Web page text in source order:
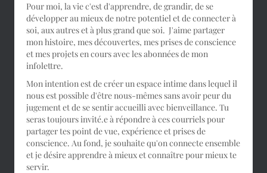
Pour moi, la vie c'est d'apprendre, de grandir, de se
développer au mieux de notre potentiel et de connecter à
soi, aux autres et à plus grand que soi. J'aime partager
mon histoire, mes découvertes, mes prises de conscience
et mes projets en cours avec les abonnées de mon
infolettre.
Mon intention est de créer un espace intime dans lequel il
nous est possible d'être nous-mêmes sans avoir peur du
jugement et de se sentir accueilli avec bienveillance. Tu
seras toujours invité.e à répondre à ces courriels pour
partager tes point de vue, expérience et prises de
conscience. Au fond, je souhaite qu'on connecte ensemble
et je désire apprendre à mieux et connaître pour mieux te
servir.